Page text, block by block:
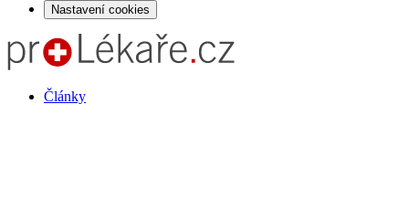
Nastavení cookies
Články